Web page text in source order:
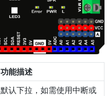
功能描述
默认下拉，如需使用中断或